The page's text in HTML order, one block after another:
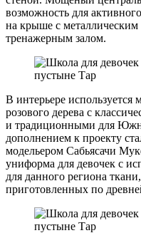
возможность для
на крыше с
тренажерным залом.
В интерьере используется
розового дерева с
и традиционными для
дополнением к проекту
модельером Сабьясачи
униформа для девочек с
для данного региона
приготовленных по